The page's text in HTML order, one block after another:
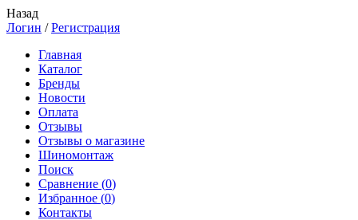
Назад
Логин /Регистрация
Главная
Каталог
Бренды
Новости
Оплата
Отзывы
Отзывы о магазине
Шиномонтаж
Поиск
Сравнение (0)
Избранное (0)
Контакты